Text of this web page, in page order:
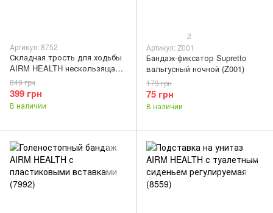
Артикул: 8752
Складная трость для ходьбы
AIRM HEALTH нескользящая
(8752)
399 грн
849 грн
В наличии
2
Артикул: Z001
Бандаж-фиксатор Supretto
вальгусный ночной (Z001)
75 грн
179 грн
В наличии